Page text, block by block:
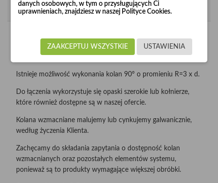
Opis
blachy czarnej o grubości 2 mm i 3 mm w średnicach od
Ø120 do Ø1000.
Istnieje możliwość wykonania kolan 90° o promieniu R=3 x d.
Do łączenia wykorzystuje się opaski szerokie lub kołnierze,
które również dostępne są w naszej ofercie.
Kolana wzmacniane malujemy lub cynkujemy galwanicznie,
według życzenia Klienta.
Zachęcamy do składania zapytania o dostępność kolan
wzmacnianych oraz pozostałych elementów systemu,
ponieważ są to produkty wymagające większej obróbki.
danych osobowych, w tym o przysługujących Ci
uprawnieniach, znajdziesz w naszej Polityce Cookies.
USTAWIENIA
ZAAKCEPTUJ WSZYSTKIE